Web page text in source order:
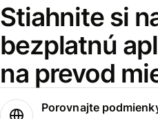
Stiahnite si
bezplatnú
na prevod
Porovnajte